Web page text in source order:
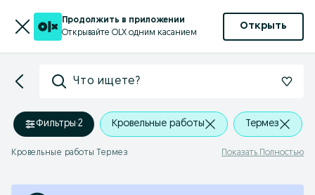
Продолжить в приложении
Открывайте OLX одним касанием
Открыть
Что ищете?
Фильтры·2 Кровельные работы Термез
Кровельные работы Термез Показать Полностью